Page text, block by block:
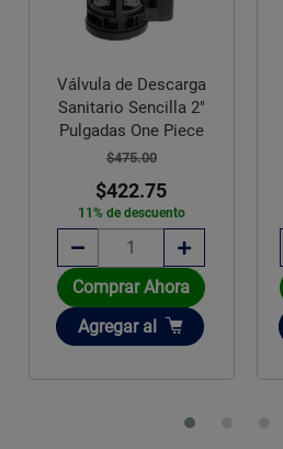
Válvula de Descarga
Sanitario Dual 2"
Pulgadas WC 2 Pzas
$522.39
$464.93
11% de descuento
Comprar Ahora
Añadir
Agregar al